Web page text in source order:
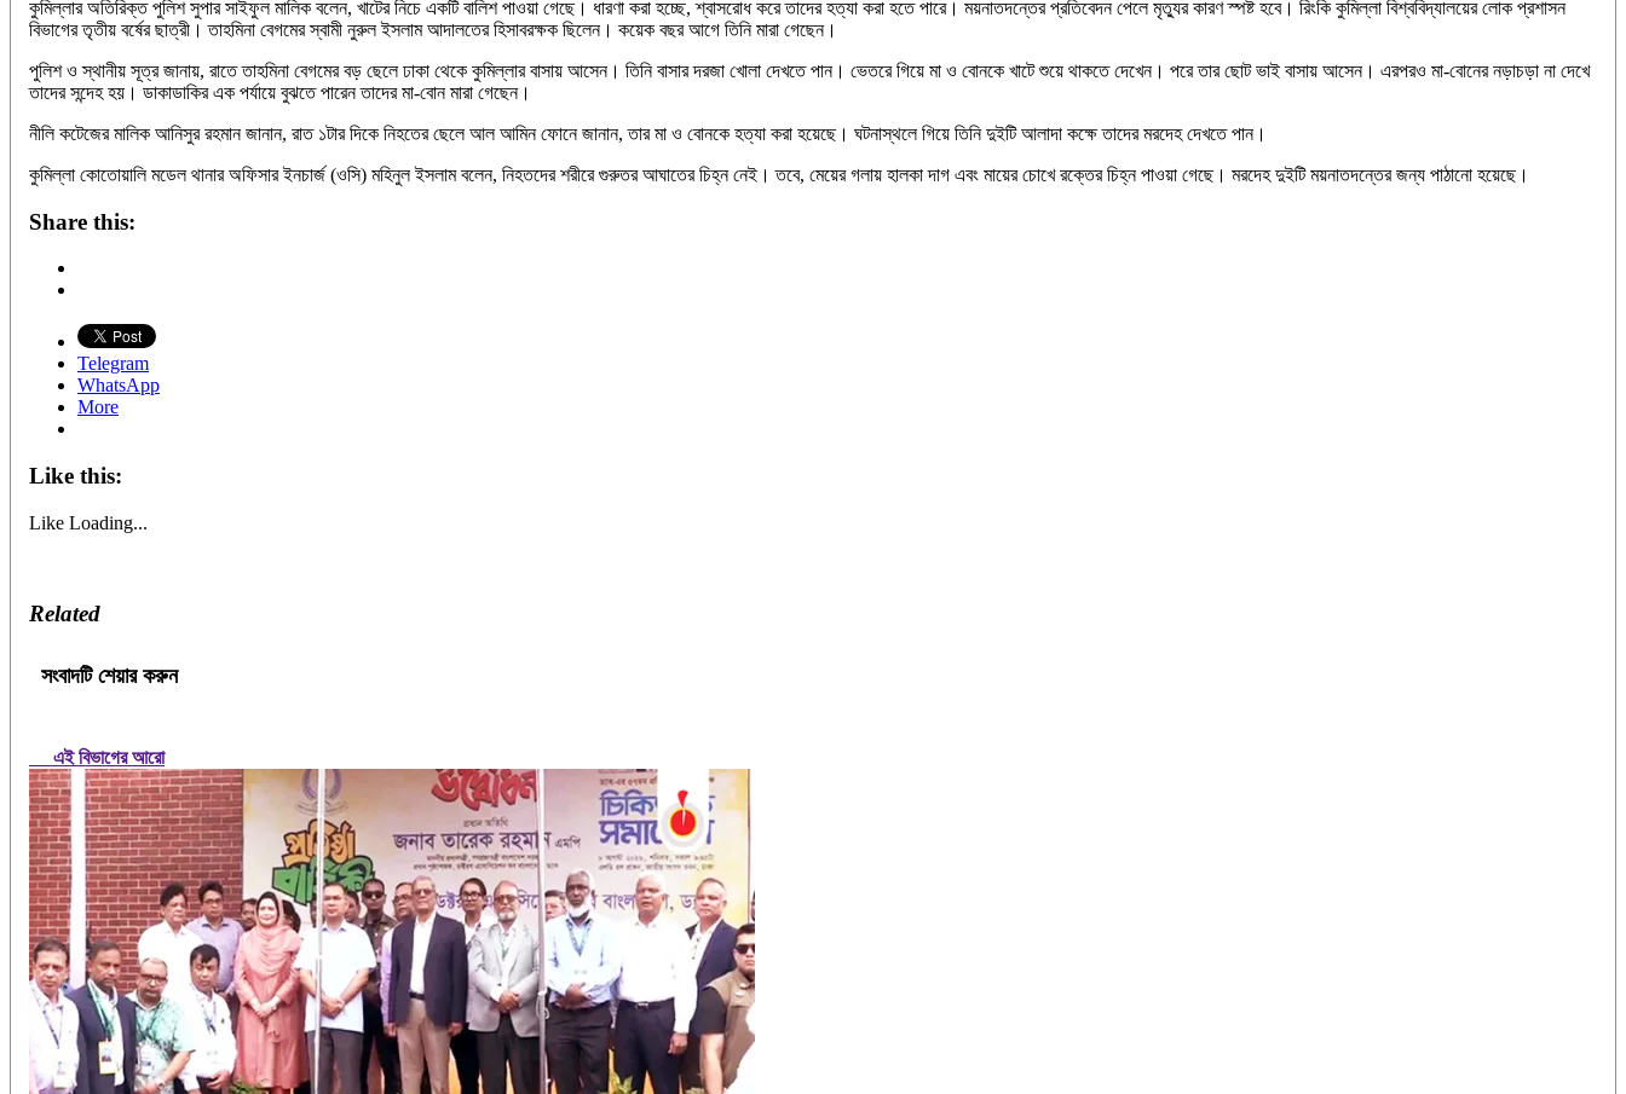
কুমিল্লার অতিরিক্ত পুলিশ সুপার সাইফুল মালিক বলেন, খাটের নিচে একটি বালিশ পাওয়া গেছে। ধারণা করা হচ্ছে, শ্বাসরোধ করে তাদের হত্যা করা হতে পারে। ময়নাতদন্তের প্রতিবেদন পেলে মৃত্যুর কারণ স্পষ্ট হবে। রিংকি কুমিল্লা বিশ্ববিদ্যালয়ের লোক প্রশাসন
বিভাগের তৃতীয় বর্ষের ছাত্রী। তাহমিনা বেগমের স্বামী নুরুল ইসলাম আদালতের হিসাবরক্ষক ছিলেন। কয়েক বছর আগে তিনি মারা গেছেন।
পুলিশ ও স্থানীয় সূত্র জানায়, রাতে তাহমিনা বেগমের বড় ছেলে ঢাকা থেকে কুমিল্লার বাসায় আসেন। তিনি বাসার দরজা খোলা দেখতে পান। ভেতরে গিয়ে মা ও বোনকে খাটে শুয়ে থাকতে দেখেন। পরে তার ছোট ভাই বাসায় আসেন। এরপরও মা-বোনের নড়াচড়া না দেখে
তাদের সন্দেহ হয়। ডাকাডাকির এক পর্যায়ে বুঝতে পারেন তাদের মা-বোন মারা গেছেন।
নীলি কটেজের মালিক আনিসুর রহমান জানান, রাত ১টার দিকে নিহতের ছেলে আল আমিন ফোনে জানান, তার মা ও বোনকে হত্যা করা হয়েছে। ঘটনাস্থলে গিয়ে তিনি দুইটি আলাদা কক্ষে তাদের মরদেহ দেখতে পান।
কুমিল্লা কোতোয়ালি মডেল থানার অফিসার ইনচার্জ (ওসি) মহিনুল ইসলাম বলেন, নিহতদের শরীরে গুরুতর আঘাতের চিহ্ন নেই। তবে, মেয়ের গলায় হালকা দাগ এবং মায়ের চোখে রক্তের চিহ্ন পাওয়া গেছে। মরদেহ দুইটি ময়নাতদন্তের জন্য পাঠানো হয়েছে।
Share this:
Telegram
WhatsApp
More
Like this:
Like Loading...
Related
সংবাদটি শেয়ার করুন
এই বিভাগের আরো